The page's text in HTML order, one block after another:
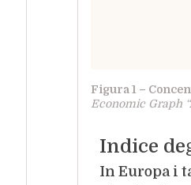
Figura 1 –
Economic Graph
Indice
In Europa i